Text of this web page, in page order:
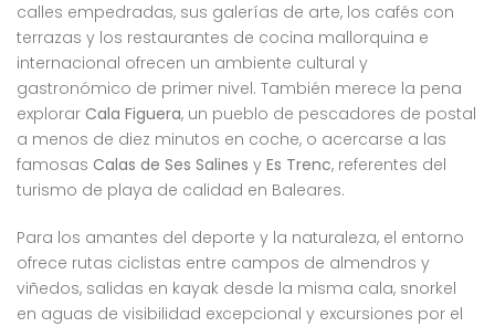
calles empedradas, sus galerías de arte, los cafés con
terrazas y los restaurantes de cocina mallorquina e
internacional ofrecen un ambiente cultural y
gastronómico de primer nivel. También merece la pena
explorar Cala Figuera, un pueblo de pescadores de postal
a menos de diez minutos en coche, o acercarse a las
famosas Calas de Ses Salines y Es Trenc, referentes del
turismo de playa de calidad en Baleares.
Para los amantes del deporte y la naturaleza, el entorno
ofrece rutas ciclistas entre campos de almendros y
viñedos, salidas en kayak desde la misma cala, snorkel
en aguas de visibilidad excepcional y excursiones por el